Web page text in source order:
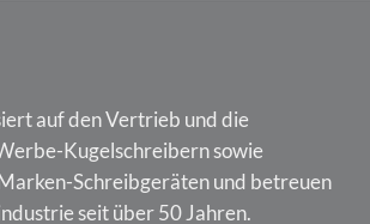
auf den Vertrieb und die
Kugelschreibern sowie
Schreibgeräten und betreuen
seit über 50 Jahren.